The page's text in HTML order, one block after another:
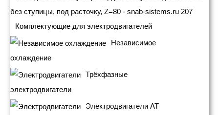
Комплектующие для электродвигателей
Независимое
охлаждение
Трёхфазные
электродвигатели
Электродвигатели АТ